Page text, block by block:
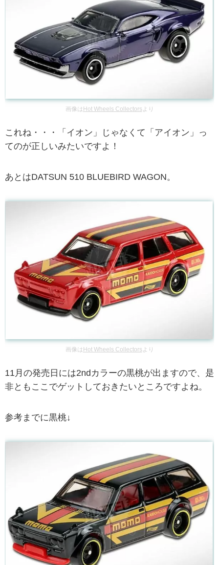
画像は Hot Wheels Collectors より
これね・・・「イオン」じゃなくて「アイオン」っ
てのが正しいみたいですよ！
あとはDATSUN 510 BLUEBIRD WAGON。
画像は Hot Wheels Collectors より
11月の発売日には2ndカラーの黒桃が出ますので、是
非ともここでゲットしておきたいところですよね。
参考までに黒桃↓